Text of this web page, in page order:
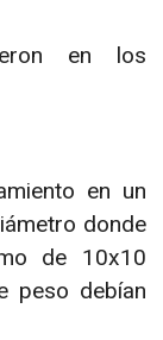
en los
en un
donde
de 10x10
peso debían